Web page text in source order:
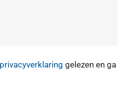
privacyverklaring gelezen en ga